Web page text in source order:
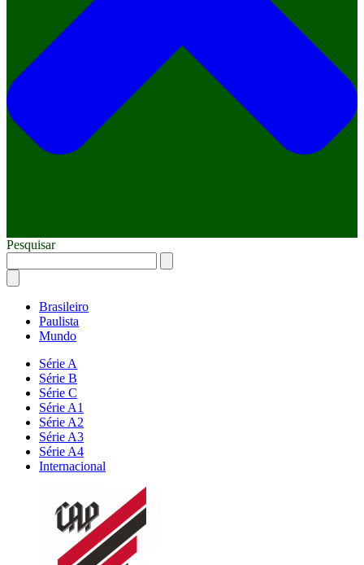
Pesquisar
Brasileiro
Paulista
Mundo
Série A
Série B
Série C
Série A1
Série A2
Série A3
Série A4
Internacional